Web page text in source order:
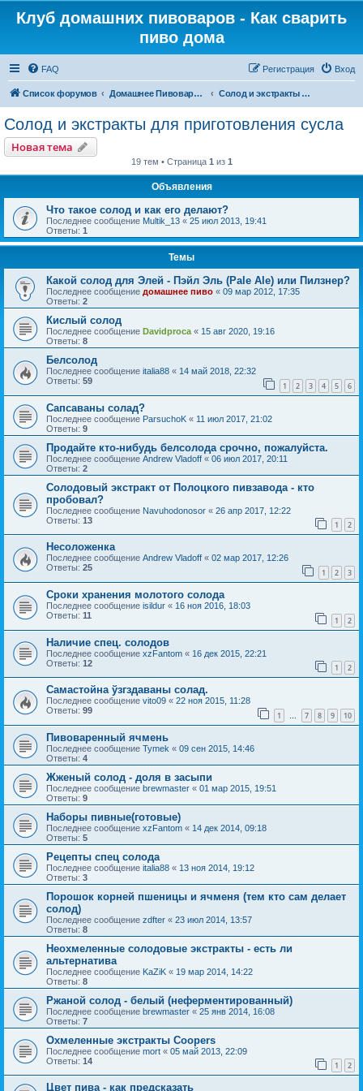
Клуб домашних пивоваров - Как cварить
пиво дома
FAQ Вход
Регистрация
Список форумов Домашнее Пивоварение - Минск Беларусь Солод и экстракты для приготовления сусла
Солод и экстракты для приготовления сусла
Новая тема
19 тем • Страница 1 из 1
Объявления
Что такое солод и как его делают?
Последнее сообщение Multik_13 « 25 июл 2013, 19:41
Ответы: 1
Темы
Какой солод для Элей - Пэйл Эль (Pale Ale) или Пилзнер?
Последнее сообщение домашнее пиво « 09 мар 2012, 17:35
Ответы: 2
Кислый солод
Последнее сообщение Davidproca « 15 авг 2020, 19:16
Ответы: 8
Белсолод
Последнее сообщение italia88 « 14 май 2018, 22:32
Ответы: 59 1 2 3 4 5 6
Сапсаваны солад?
Последнее сообщение ParsuchoK « 11 июл 2017, 21:02
Ответы: 9
Продайте кто-нибудь белсолода срочно, пожалуйста.
Последнее сообщение Andrew Vladoff « 06 июл 2017, 20:11
Ответы: 2
Солодовый экстракт от Полоцкого пивзавода - кто
пробовал?
Последнее сообщение Navuhodonosor « 26 апр 2017, 12:22
Ответы: 13 1 2
Несоложенка
Последнее сообщение Andrew Vladoff « 02 мар 2017, 12:26
Ответы: 25 1 2 3
Сроки хранения молотого солода
Последнее сообщение isildur « 16 ноя 2016, 18:03
Ответы: 11 1 2
Наличие спец. солодов
Последнее сообщение xzFantom « 16 дек 2015, 22:21
Ответы: 12 1 2
Самастойна ўзгздаваны солад.
Последнее сообщение vito09 « 22 ноя 2015, 11:28
Ответы: 99 1 … 7 8 9 10
Пивоваренный ячмень
Последнее сообщение Tymek « 09 сен 2015, 14:46
Ответы: 4
Жженый солод - доля в засыпи
Последнее сообщение brewmaster « 01 мар 2015, 19:51
Ответы: 9
Наборы пивные(готовые)
Последнее сообщение xzFantom « 14 дек 2014, 09:18
Ответы: 5
Рецепты спец солода
Последнее сообщение italia88 « 13 ноя 2014, 19:12
Ответы: 3
Порошок корней пшеницы и ячменя (тем кто сам делает
солод)
Последнее сообщение zdfter « 23 июл 2014, 13:57
Ответы: 8
Неохмеленные солодовые экстракты - есть ли
альтернатива
Последнее сообщение KaZiK « 19 мар 2014, 14:22
Ответы: 8
Ржаной солод - белый (неферментированный)
Последнее сообщение brewmaster « 25 янв 2014, 16:08
Ответы: 7
Охмеленные экстракты Coopers
Последнее сообщение mort « 05 май 2013, 22:09
Ответы: 14 1 2
Цвет пива - как предсказать